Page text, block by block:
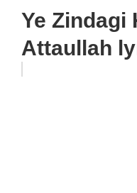
Ye Zindagi
Attaullah